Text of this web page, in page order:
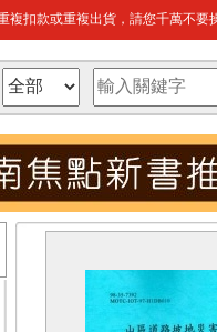
複扣款或重複出貨，請您千萬不要